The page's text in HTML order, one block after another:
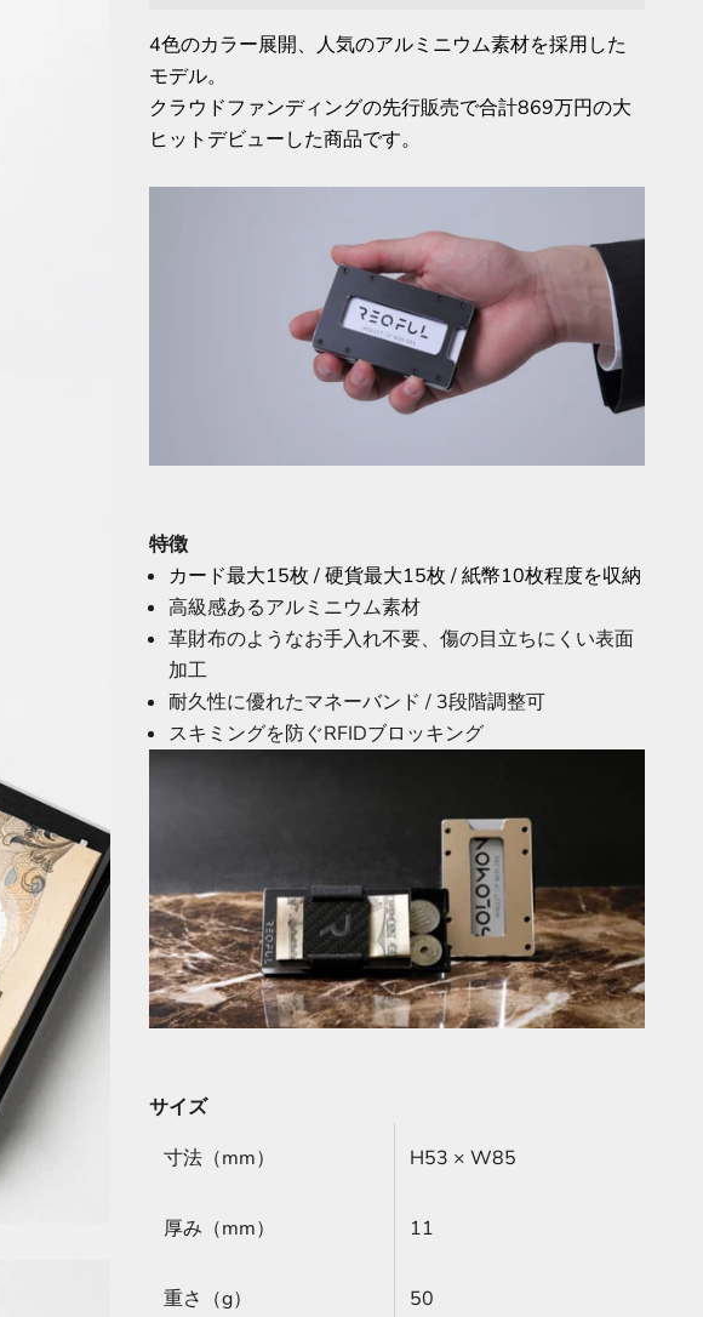
4色のカラー展開、人気のアルミニウム素材を採用した
モデル。
クラウドファンディングの先行販売で合計869万円の大
ヒットデビューした商品です。
特徴
カード最大15枚 / 硬貨最大15枚 / 紙幣10枚程度を収納
高級感あるアルミニウム素材
革財布のようなお手入れ不要、傷の目立ちにくい表面
加工
耐久性に優れたマネーバンド / 3段階調整可
スキミングを防ぐRFIDブロッキング
サイズ
寸法（mm）
H53 × W85
厚み（mm） 11
重さ（g） 50